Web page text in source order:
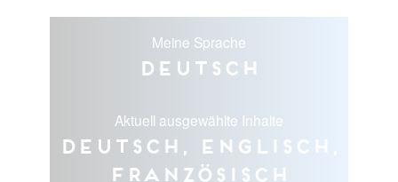
Meine Sprache
Deutsch
Aktuell ausgewählte Inhalte
Deutsch, Englisch,
Französisch